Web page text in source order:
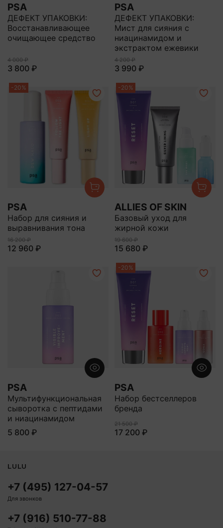
PSA
ДЕФЕКТ УПАКОВКИ:
Восстанавливающее
очищающее средство
4 000 ₽
3 800 ₽
PSA
ДЕФЕКТ УПАКОВКИ:
Мист для сияния с
ниацинамидом и
экстрактом ежевики
4 200 ₽
3 990 ₽
-20%
PSA
Набор для сияния и
выравнивания тона
16 200 ₽
12 960 ₽
-20%
ALLIES OF SKIN
Базовый уход для
жирной кожи
19 600 ₽
15 680 ₽
PSA
Мультифункциональная
сыворотка с пептидами
и ниацинамидом
5 800 ₽
-20%
PSA
Набор бестселлеров
бренда
21 500 ₽
17 200 ₽
+7 (495) 127-04-57
Для звонков
+7 (916) 510-77-88
LULU